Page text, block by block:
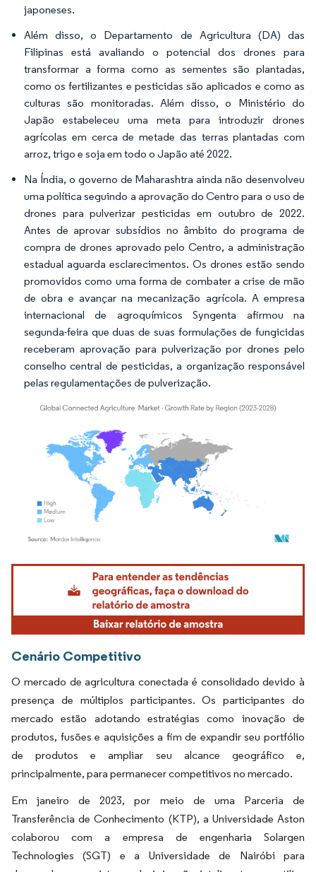
japoneses.
Além disso, o Departamento de Agricultura (DA) das
Filipinas está avaliando o potencial dos drones para
transformar a forma como as sementes são plantadas,
como os fertilizantes e pesticidas são aplicados e como as
culturas são monitoradas. Além disso, o Ministério do
Japão estabeleceu uma meta para introduzir drones
agrícolas em cerca de metade das terras plantadas com
arroz, trigo e soja em todo o Japão até 2022.
Na Índia, o governo de Maharashtra ainda não desenvolveu
uma política seguindo a aprovação do Centro para o uso de
drones para pulverizar pesticidas em outubro de 2022.
Antes de aprovar subsídios no âmbito do programa de
compra de drones aprovado pelo Centro, a administração
estadual aguarda esclarecimentos. Os drones estão sendo
promovidos como uma forma de combater a crise de mão
de obra e avançar na mecanização agrícola. A empresa
internacional de agroquímicos Syngenta afirmou na
segunda-feira que duas de suas formulações de fungicidas
receberam aprovação para pulverização por drones pelo
conselho central de pesticidas, a organização responsável
pelas regulamentações de pulverização.
Imagem © Mordor Intelligence. O reuso requer atribuição conforme CC BY 4.0.
Cenário Competitivo
O mercado de agricultura conectada é consolidado devido à
presença de múltiplos participantes. Os participantes do
mercado estão adotando estratégias como inovação de
produtos, fusões e aquisições a fim de expandir seu portfólio
de produtos e ampliar seu alcance geográfico e,
principalmente, para permanecer competitivos no mercado.
Em janeiro de 2023, por meio de uma Parceria de
Transferência de Conhecimento (KTP), a Universidade Aston
colaborou com a empresa de engenharia Solargen
Technologies (SGT) e a Universidade de Nairóbi para